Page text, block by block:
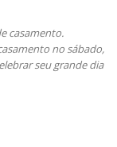
casamento.
no sábado,
seu grande dia